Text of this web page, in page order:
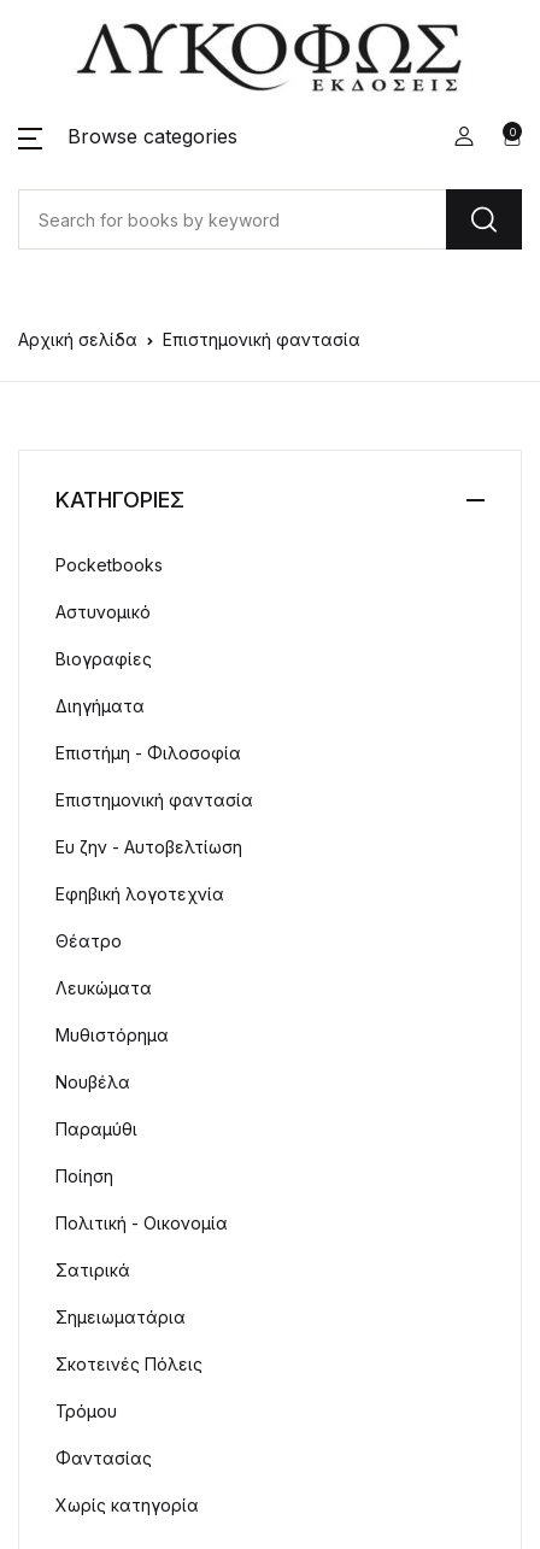
Browse categories 0
Αρχική σελίδα Επιστημονική φαντασία
ΚΑΤΗΓΟΡΙΕΣ
Pocketbooks
Αστυνομικό
Βιογραφίες
Διηγήματα
Επιστήμη - Φιλοσοφία
Επιστημονική φαντασία
Ευ ζην - Αυτοβελτίωση
Εφηβική λογοτεχνία
Θέατρο
Λευκώματα
Μυθιστόρημα
Νουβέλα
Παραμύθι
Ποίηση
Πολιτική - Οικονομία
Σατιρικά
Σημειωματάρια
Σκοτεινές Πόλεις
Τρόμου
Φαντασίας
Χωρίς κατηγορία